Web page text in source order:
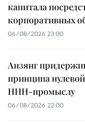
капитала
корпоративных
06/08/2026 23:00
Анзянг
принципа
ННН-промыслу
06/08/2026 22:00